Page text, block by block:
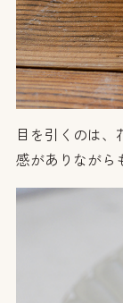
目を引くのは
感がありながら